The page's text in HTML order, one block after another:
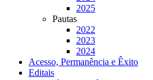
2025
Pautas
2022
2023
2024
Acesso, Permanência e Êxito
Editais